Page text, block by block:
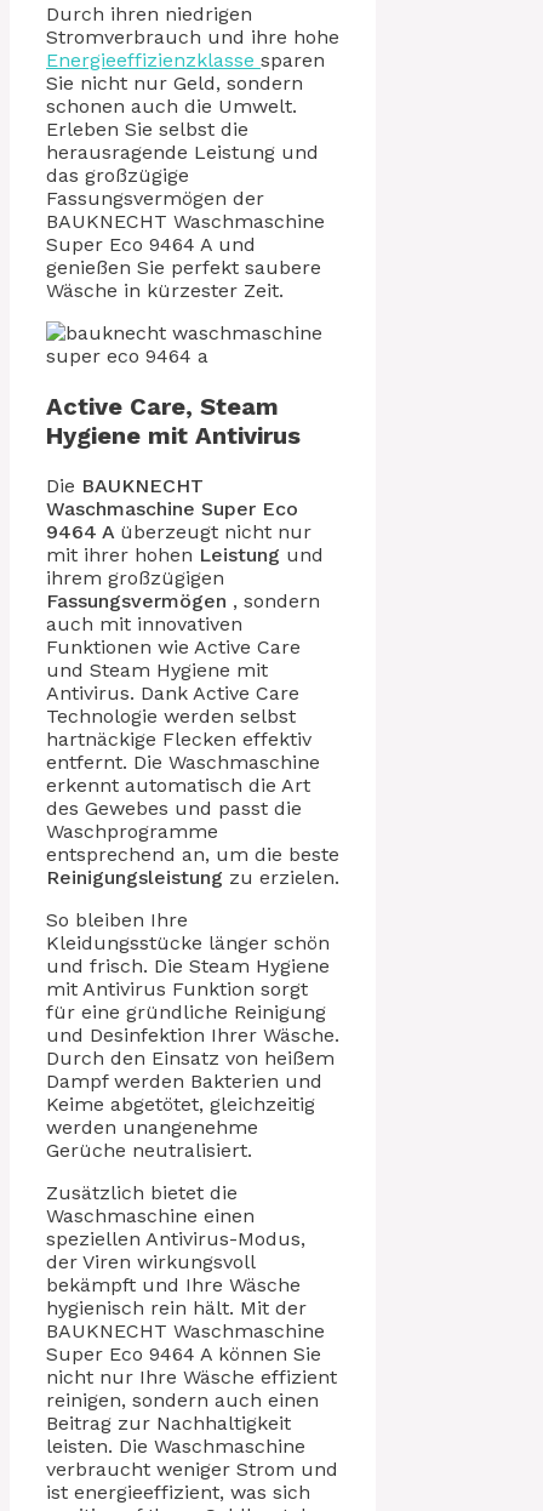
Durch ihren niedrigen
Stromverbrauch und ihre hohe
Energieeffizienzklasse sparen
Sie nicht nur Geld, sondern
schonen auch die Umwelt.
Erleben Sie selbst die
herausragende Leistung und
das großzügige
Fassungsvermögen der
BAUKNECHT Waschmaschine
Super Eco 9464 A und
genießen Sie perfekt saubere
Wäsche in kürzester Zeit.
Active Care, Steam
Hygiene mit Antivirus
Die BAUKNECHT
Waschmaschine Super Eco
9464 A überzeugt nicht nur
mit ihrer hohen Leistung und
ihrem großzügigen
Fassungsvermögen , sondern
auch mit innovativen
Funktionen wie Active Care
und Steam Hygiene mit
Antivirus. Dank Active Care
Technologie werden selbst
hartnäckige Flecken effektiv
entfernt. Die Waschmaschine
erkennt automatisch die Art
des Gewebes und passt die
Waschprogramme
entsprechend an, um die beste
Reinigungsleistung zu erzielen.
So bleiben Ihre
Kleidungsstücke länger schön
und frisch. Die Steam Hygiene
mit Antivirus Funktion sorgt
für eine gründliche Reinigung
und Desinfektion Ihrer Wäsche.
Durch den Einsatz von heißem
Dampf werden Bakterien und
Keime abgetötet, gleichzeitig
werden unangenehme
Gerüche neutralisiert.
Zusätzlich bietet die
Waschmaschine einen
speziellen Antivirus-Modus,
der Viren wirkungsvoll
bekämpft und Ihre Wäsche
hygienisch rein hält. Mit der
BAUKNECHT Waschmaschine
Super Eco 9464 A können Sie
nicht nur Ihre Wäsche effizient
reinigen, sondern auch einen
Beitrag zur Nachhaltigkeit
leisten. Die Waschmaschine
verbraucht weniger Strom und
ist energieeffizient, was sich